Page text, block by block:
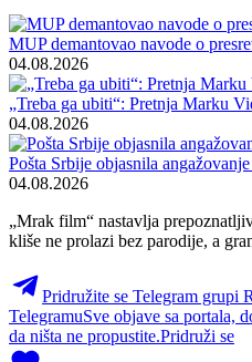
MUP demantovao navode o
04.08.2026
„Treba ga ubiti“: Pretnja Marku
04.08.2026
Pošta Srbije objasnila
04.08.2026
„Mrak film“ nastavlja
kliše ne prolazi bez parodije, a
Pridružite se Telegram grupi
TelegramuSve objave sa portala,
da ništa ne propustite.Pridruži se